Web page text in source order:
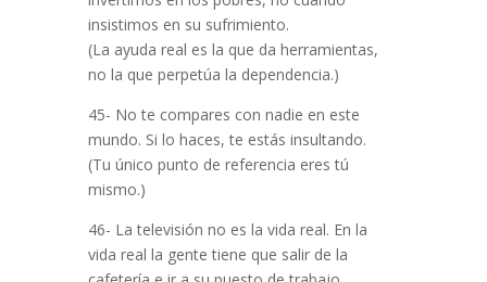
insistimos en su sufrimiento.
(La ayuda real es la que da herramientas,
no la que perpetúa la dependencia.)
45- No te compares con nadie en este
mundo. Si lo haces, te estás insultando.
(Tu único punto de referencia eres tú
mismo.)
46- La televisión no es la vida real. En la
vida real la gente tiene que salir de la